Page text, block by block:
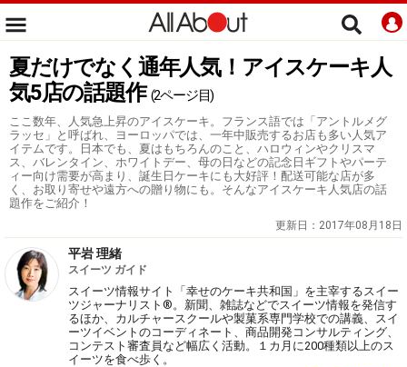
夏だけでなく通年人気！アイスケーキ人
気5店の話題作 (2ページ目)
ここ数年、人気急上昇のアイスケーキ。フランス語では「アントルメグ
ラッセ」と呼ばれ、ヨーロッパでは、一年中販売するお店も多い人気ア
イテムです。日本でも、夏はもちろんのこと、ハロウィンやクリスマ
ス、バレンタイン、ホワイトデー、母の日などの記念日ギフトやパーテ
ィー向け需要が高まり、誕生日ケーキにも大好評！配送可能な店が多
く、お取り寄せや遠方への贈り物にも。そんなアイスケーキ人気店の話
題作をご紹介！
更新日： 2017年08月18日
平岩 理緒
スイーツ ガイド
スイーツ情報サイト「幸せのケーキ共和国」を主宰するスイー
ツジャーナリスト®。新聞、雑誌などでスイーツ情報を発信す
るほか、カルチャースクールや製菓系専門学校での講義、スイ
ーツイベントのコーディネート、商品開発コンサルティング、
コンテスト審査員など幅広く活動。１カ月に200種類以上のス
イーツを食べ歩く。